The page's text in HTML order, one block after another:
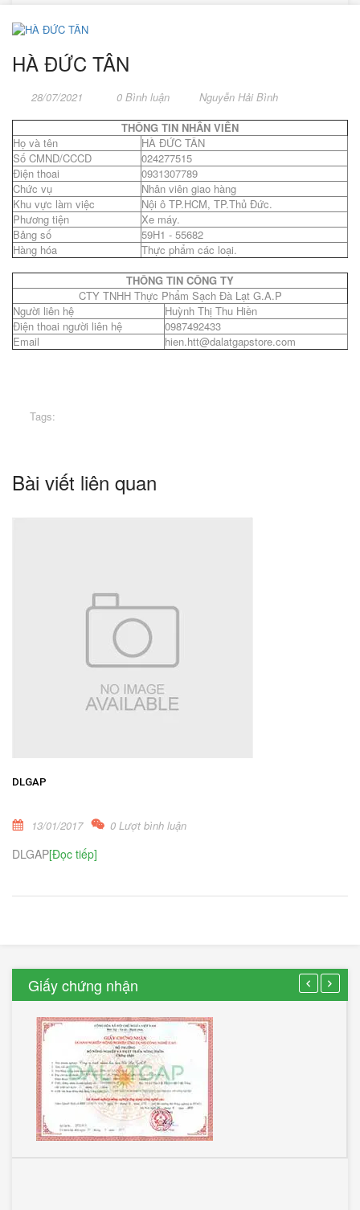
HÀ ĐỨC TÂN
28/07/2021 0 Bình luận
Nguyễn Hải Bình
THÔNG TIN NHÂN VIÊN
Họ và tên
HÀ ĐỨC TÂN
Số CMND/CCCD
024277515
Điện thoai
0931307789
Chức vụ
Nhân viên giao hàng
Khu vực làm việc
Nội ô TP.HCM, TP.Thủ Đức.
Phương tiện
Xe máy.
Bảng số
59H1 - 55682
Hàng hóa
Thực phẩm các loại.
THÔNG TIN CÔNG TY
CTY TNHH Thực Phẩm Sạch Đà Lạt G.A.P
Người liên hệ
Huỳnh Thị Thu Hiền
Điện thoai người liên hệ
0987492433
Email
hien.htt@dalatgapstore.com
Tags:
Bài viết liên quan
DLGAP
13/01/2017 0 Lượt bình luận
DLGAP[Đọc tiếp]
Giấy chứng nhận